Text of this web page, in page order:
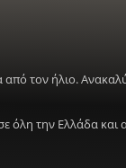
τον ήλιο.
την Ελλάδα και